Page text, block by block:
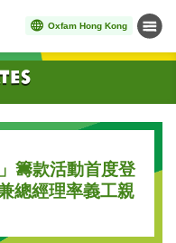
Oxfam Hong Kong Menu
籌款活動首度登
總經理率義工親